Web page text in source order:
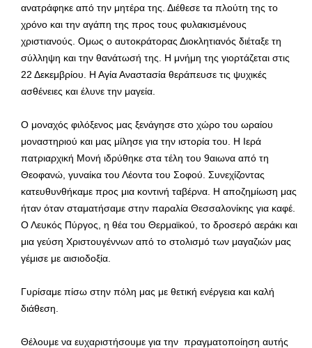
ανατράφηκε από την μητέρα της. Διέθεσε τα πλούτη της το
χρόνο και την αγάπη της προς τους φυλακισμένους
χριστιανούς. Ομως ο αυτοκράτορας Διοκλητιανός διέταξε τη
σύλληψη και την θανάτωσή της. Η μνήμη της γιορτάζεται στις
22 Δεκεμβρίου. Η Αγία Αναστασία θεράπευσε τις ψυχικές
ασθένειες και έλυνε την μαγεία.
Ο μοναχός φιλόξενος μας ξενάγησε στο χώρο του ωραίου
μοναστηριού και μας μίλησε για την ιστορία του. Η Ιερά
πατριαρχική Μονή ιδρύθηκε στα τέλη του 9αιωνα από τη
Θεοφανώ, γυναίκα του Λέοντα του Σοφού. Συνεχίζοντας
κατευθυνθήκαμε προς μια κοντινή ταβέρνα. Η αποζημίωση μας
ήταν όταν σταματήσαμε στην παραλία Θεσσαλονίκης για καφέ.
Ο Λευκός Πύργος, η θέα του Θερμαϊκού, το δροσερό αεράκι και
μια γεύση Χριστουγέννων από το στολισμό των μαγαζιών μας
γέμισε με αισιοδοξία.
Γυρίσαμε πίσω στην πόλη μας με θετική ενέργεια και καλή
διάθεση.
Θέλουμε να ευχαριστήσουμε για την πραγματοποίηση αυτής